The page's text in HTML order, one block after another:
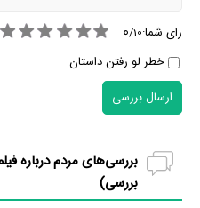
رای شما: 0/10
خطر لو رفتن داستان
ارسال بررسی
بررسی‌های مردم درباره
بررسی)